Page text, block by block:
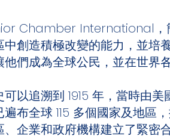
Chamber International，
創造積極改變的能力，並培
們成為全球公民，並在世界
以追溯到 1915 年，當時由
布全球 115 多個國家及地區
企業和政府機構建立了緊密合